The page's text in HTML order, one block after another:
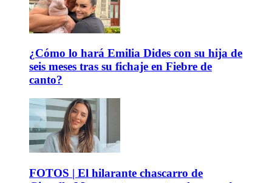
¿Cómo lo hará Emilia Dides con su hija de
seis meses tras su fichaje en Fiebre de
canto?
FOTOS | El hilarante chascarro de